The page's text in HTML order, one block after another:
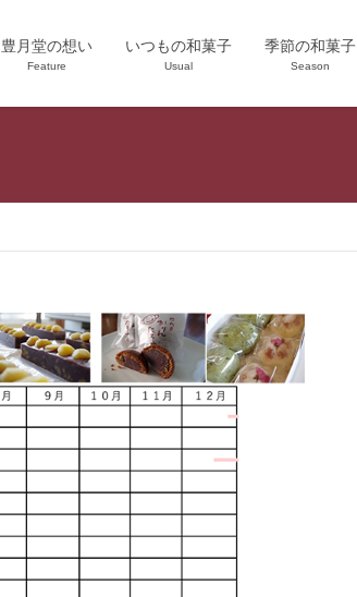
豊月堂の想い
Feature
いつもの和菓子
Usual
季節の和菓子
Season